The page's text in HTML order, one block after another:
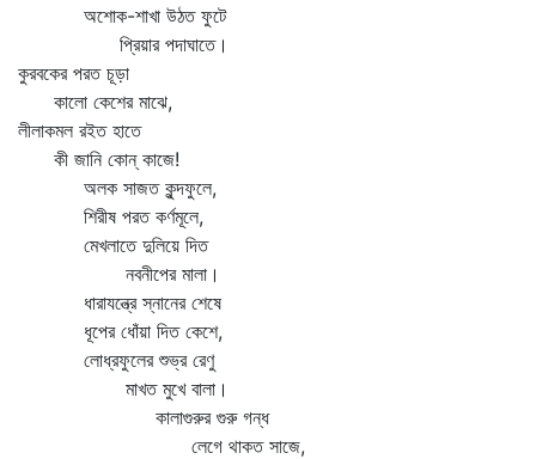
অশোক-শাখা উঠত ফুটে
প্রিয়ার পদাঘাতে।
কুরবকের পরত চূড়া
কালো কেশের মাঝে,
লীলাকমল রইত হাতে
কী জানি কোন্‌ কাজে!
অলক সাজত কুন্দফুলে,
শিরীষ পরত কর্ণমূলে,
মেখলাতে দুলিয়ে দিত
নবনীপের মালা।
ধারাযন্ত্রে স্নানের শেষে
ধূপের ধোঁয়া দিত কেশে,
লোধ্রফুলের শুভ্র রেণু
মাখত মুখে বালা।
কালাগুরুর গুরু গন্ধ
লেগে থাকত সাজে,